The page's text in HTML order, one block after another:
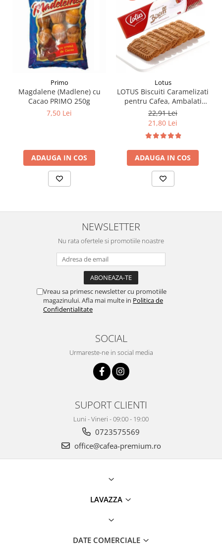
Primo
Magdalene (Madlene) cu
Cacao PRIMO 250g
7,50 Lei
ADAUGA IN COS
Lotus
LOTUS Biscuiti Caramelizati
pentru Cafea, Ambalati
Individual 50buc 312.5g
22,91 Lei
21,80 Lei
ADAUGA IN COS
NEWSLETTER
Nu rata ofertele si promotiile noastre
Vreau sa primesc newsletter cu promotiile
magazinului. Afla mai multe in Politica de
Confidentialitate
SOCIAL
Urmareste-ne in social media
SUPORT CLIENTI
Luni - Vineri - 09:00 - 19:00
0723575569
office@cafea-premium.ro
LAVAZZA
DATE COMERCIALE